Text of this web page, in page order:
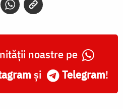
noastre pe
și Telegram!